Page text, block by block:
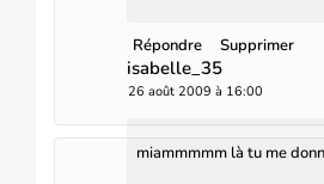
Répondre Supprimer
isabelle_35
26 août 2009 à 16:00
miammmmm là tu me